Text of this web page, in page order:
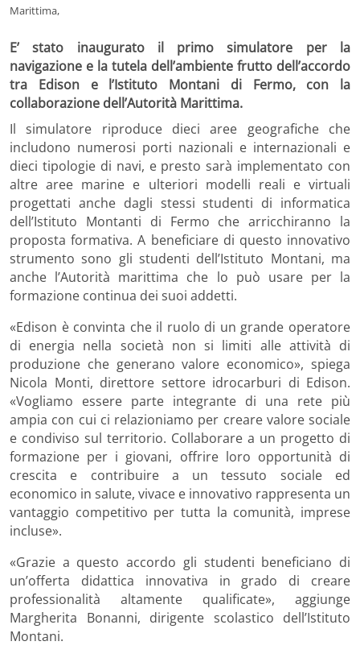
Marittima,
E’ stato inaugurato il primo simulatore per la
navigazione e la tutela dell’ambiente frutto dell’accordo
tra Edison e l’Istituto Montani di Fermo, con la
collaborazione dell’Autorità Marittima.
Il simulatore riproduce dieci aree geografiche che
includono numerosi porti nazionali e internazionali e
dieci tipologie di navi, e presto sarà implementato con
altre aree marine e ulteriori modelli reali e virtuali
progettati anche dagli stessi studenti di informatica
dell’Istituto Montanti di Fermo che arricchiranno la
proposta formativa. A beneficiare di questo innovativo
strumento sono gli studenti dell’Istituto Montani, ma
anche l’Autorità marittima che lo può usare per la
formazione continua dei suoi addetti.
«Edison è convinta che il ruolo di un grande operatore
di energia nella società non si limiti alle attività di
produzione che generano valore economico», spiega
Nicola Monti, direttore settore idrocarburi di Edison.
«Vogliamo essere parte integrante di una rete più
ampia con cui ci relazioniamo per creare valore sociale
e condiviso sul territorio. Collaborare a un progetto di
formazione per i giovani, offrire loro opportunità di
crescita e contribuire a un tessuto sociale ed
economico in salute, vivace e innovativo rappresenta un
vantaggio competitivo per tutta la comunità, imprese
incluse».
«Grazie a questo accordo gli studenti beneficiano di
un’offerta didattica innovativa in grado di creare
professionalità altamente qualificate», aggiunge
Margherita Bonanni, dirigente scolastico dell’Istituto
Montani.